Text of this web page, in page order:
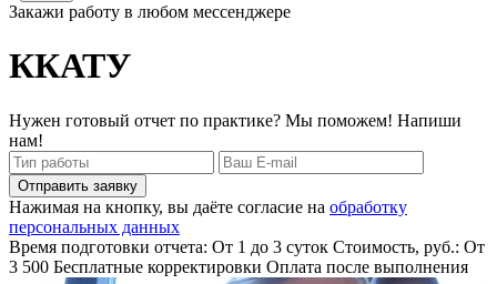
Закажи работу в любом мессенджере
ККАТУ
Нужен готовый отчет по практике? Мы поможем! Напиши
нам!
Отправить заявку
Нажимая на кнопку, вы даёте согласие на обработку
персональных данных
Время подготовки отчета: От 1 до 3 суток Стоимость, руб.: От
3 500 Бесплатные корректировки Оплата после выполнения